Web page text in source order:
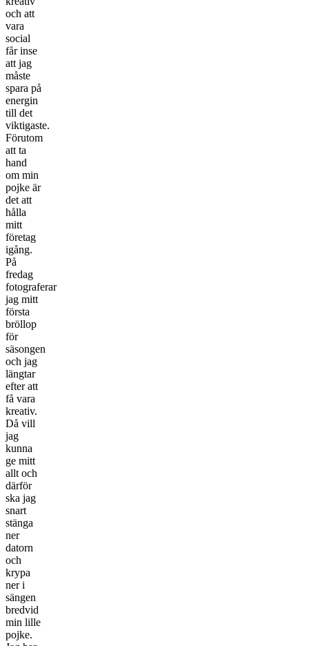
och att
vara
social
får inse
att jag
måste
spara på
energin
till det
viktigaste.
Förutom
att ta
hand
om min
pojke är
det att
hålla
mitt
företag
igång.
På
fredag
fotograferar
jag mitt
första
bröllop
för
säsongen
och jag
längtar
efter att
få vara
kreativ.
Då vill
jag
kunna
ge mitt
allt och
därför
ska jag
snart
stänga
ner
datorn
och
krypa
ner i
sängen
bredvid
min lille
pojke.